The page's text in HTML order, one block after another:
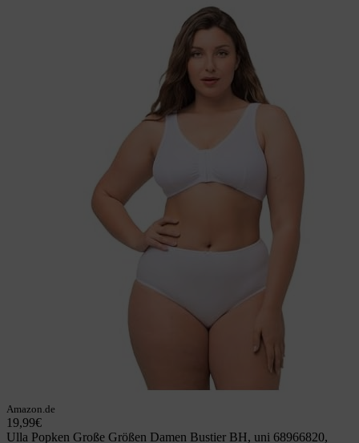
Amazon.de
19,99€
Ulla Popken Große Größen Damen Bustier BH, uni 68966820,